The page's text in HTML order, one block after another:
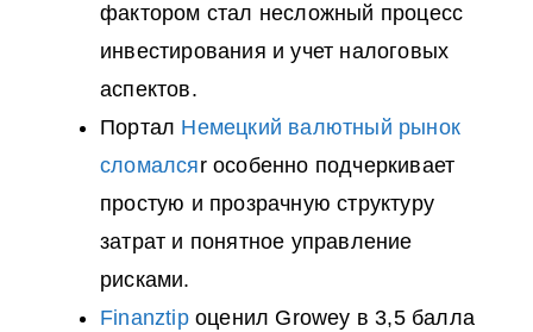
фактором стал несложный процесс
инвестирования и учет налоговых
аспектов.
Портал Немецкий валютный рынок
сломалсяr особенно подчеркивает
простую и прозрачную структуру
затрат и понятное управление
рисками.
Finanztip оценил Growey в 3,5 балла